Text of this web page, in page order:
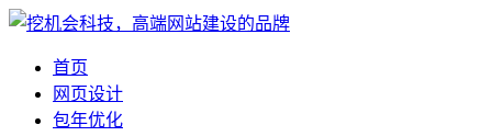
首页
网页设计
包年优化